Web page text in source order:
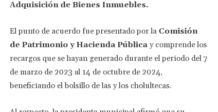
Adquisición de Bienes Inmuebles.
El punto de acuerdo fue presentado por la Comisión
de Patrimonio y Hacienda Pública y comprende los
recargos que se hayan generado durante el periodo del 7
de marzo de 2023 al 14 de octubre de 2024,
beneficiando el bolsillo de las y los cholultecas.